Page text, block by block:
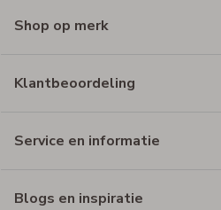
Shop op merk
Klantbeoordeling
Service en informatie
Blogs en inspiratie